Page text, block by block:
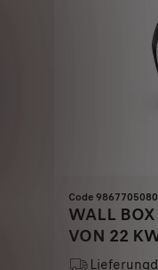
Code 9867705080
WALL
VON 22